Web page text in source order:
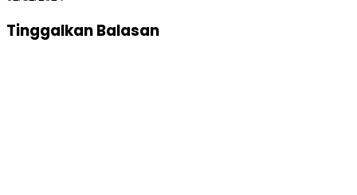
Tinggalkan Balasan